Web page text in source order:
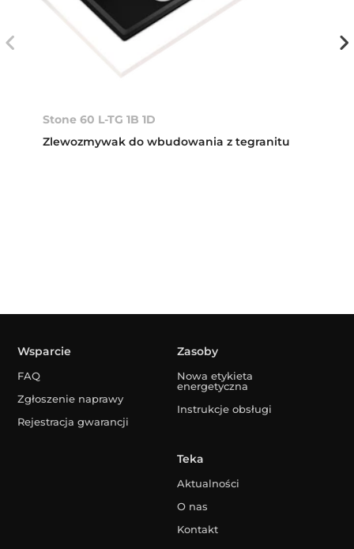
Stone 60 L-TG 1B 1D
Zlewozmywak do wbudowania z tegranitu
Wsparcie
FAQ
Zgłoszenie naprawy
Rejestracja gwarancji
Zasoby
Nowa etykieta
energetyczna
Instrukcje obsługi
Teka
Aktualności
O nas
Kontakt